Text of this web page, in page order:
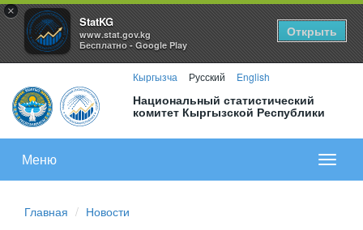
×
StatKG
www.stat.gov.kg
Бесплатно - Google Play
Открыть
Кыргызча Русский English
Национальный статистический
комитет Кыргызской Республики
меню
Меню
Главная Новости